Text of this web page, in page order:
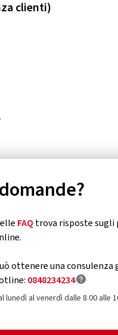
clienti)
FAQ trova risposte sugli
ottenere una
0848234234
lunedì al venerdì dalle 8.00 alle